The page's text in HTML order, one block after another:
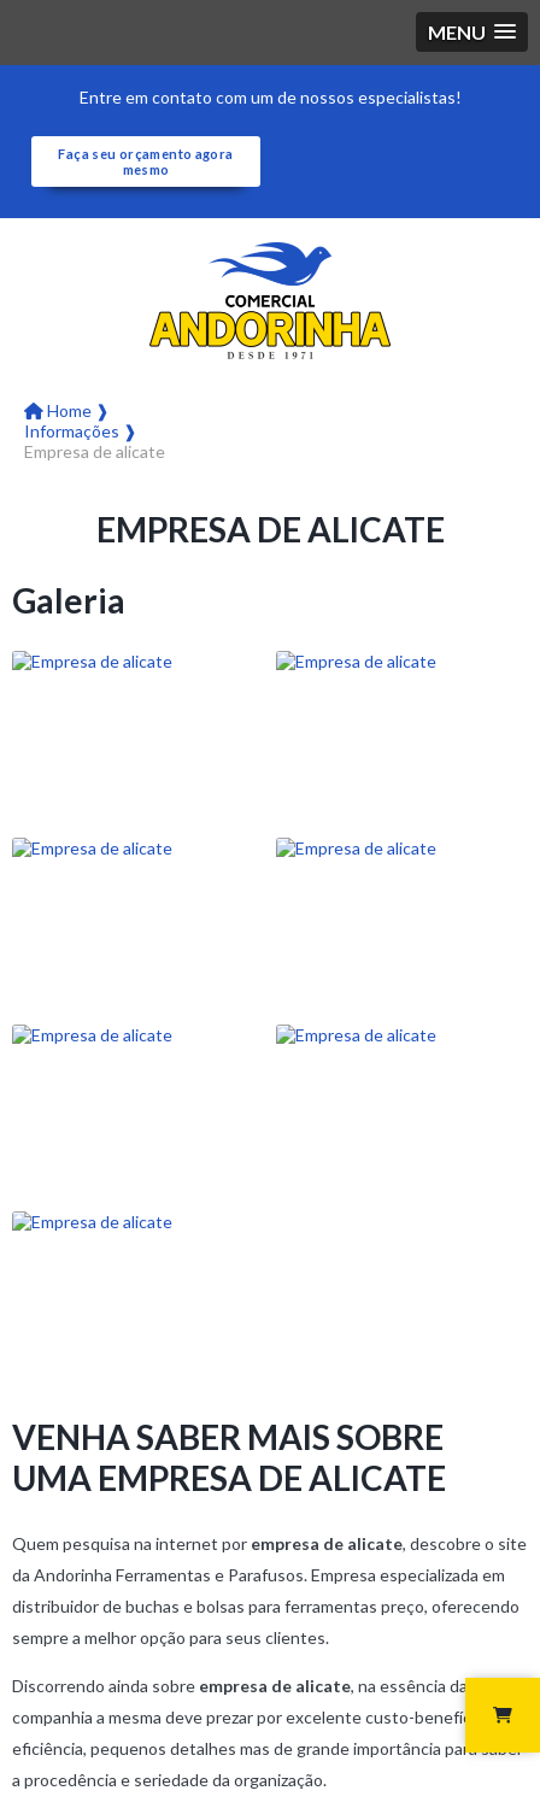
MENU
Entre em contato com um de nossos especialistas!
Faça seu orçamento agora
mesmo
Home ❱
Informações ❱
Empresa de alicate
EMPRESA DE ALICATE
Galeria
VENHA SABER MAIS SOBRE
UMA EMPRESA DE ALICATE
Quem pesquisa na internet por empresa de alicate, descobre o site
da Andorinha Ferramentas e Parafusos. Empresa especializada em
distribuidor de buchas e bolsas para ferramentas preço, oferecendo
sempre a melhor opção para seus clientes.
Discorrendo ainda sobre empresa de alicate, na essência da
companhia a mesma deve prezar por excelente custo-benefício e
eficiência, pequenos detalhes mas de grande importância para saber
a procedência e seriedade da organização.